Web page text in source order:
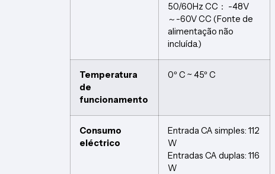
50/60Hz CC： -48V
～-60V CC (Fonte de
alimentação não
incluída.)
Temperatura
de
funcionamento
0º C ~ 45º C
Consumo
eléctrico
Entrada CA simples: 112
W
Entradas CA duplas: 116
W